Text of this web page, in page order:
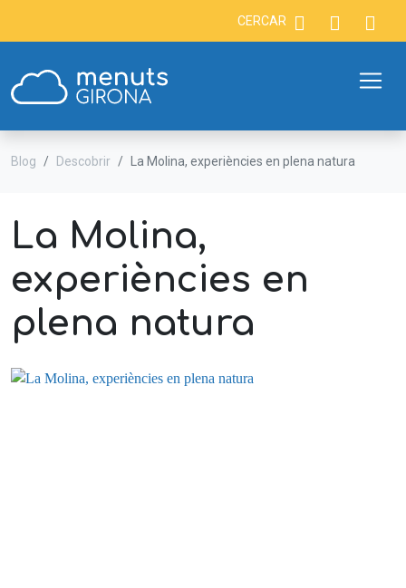
CERCAR
Blog Descobrir La Molina, experiències en plena natura
La Molina,
experiències en
plena natura